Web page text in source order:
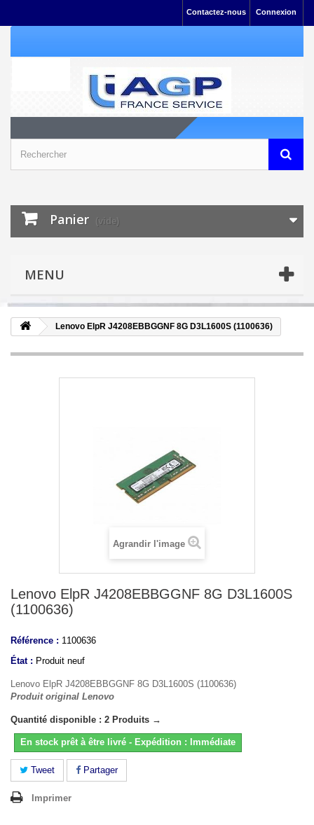
Connexion
Contactez-nous
Panier (vide)
MENU
Lenovo ElpR J4208EBBGGNF 8G D3L1600S (1100636)
Agrandir l'image
Lenovo ElpR J4208EBBGGNF 8G D3L1600S
(1100636)
Référence : 1100636
État : Produit neuf
Lenovo ElpR J4208EBBGGNF 8G D3L1600S (1100636)
Produit original Lenovo
Quantité disponible : 2 Produits →
En stock prêt à être livré - Expédition : Immédiate
Tweet Partager
Imprimer